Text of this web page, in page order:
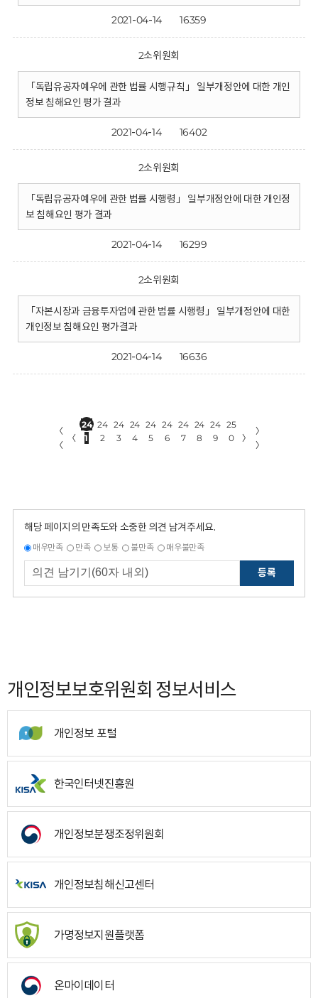
2021-04-14 16359
2소위원회
「독립유공자예우에 관한 법률 시행규칙」 일부개정안에 대한 개인
정보 침해요인 평가 결과
2021-04-14 16402
2소위원회
「독립유공자예우에 관한 법률 시행령」 일부개정안에 대한 개인정
보 침해요인 평가 결과
2021-04-14 16299
2소위원회
「자본시장과 금융투자업에 관한 법률 시행령」 일부개정안에 대한
개인정보 침해요인 평가결과
2021-04-14 16636
〈
〈
〈
24
1
24
2
24
3
24
4
24
5
24
6
24
7
24
8
24
9
25
0
〉
〉
〉
해당 페이지의 만족도와 소중한 의견 남겨주세요.
매우만족 만족 보통 불만족 매우불만족
등록
개인정보보호위원회 정보서비스
개인정보 포털
한국인터넷진흥원
개인정보분쟁조정위원회
개인정보침해신고센터
가명정보지원플랫폼
온마이데이터